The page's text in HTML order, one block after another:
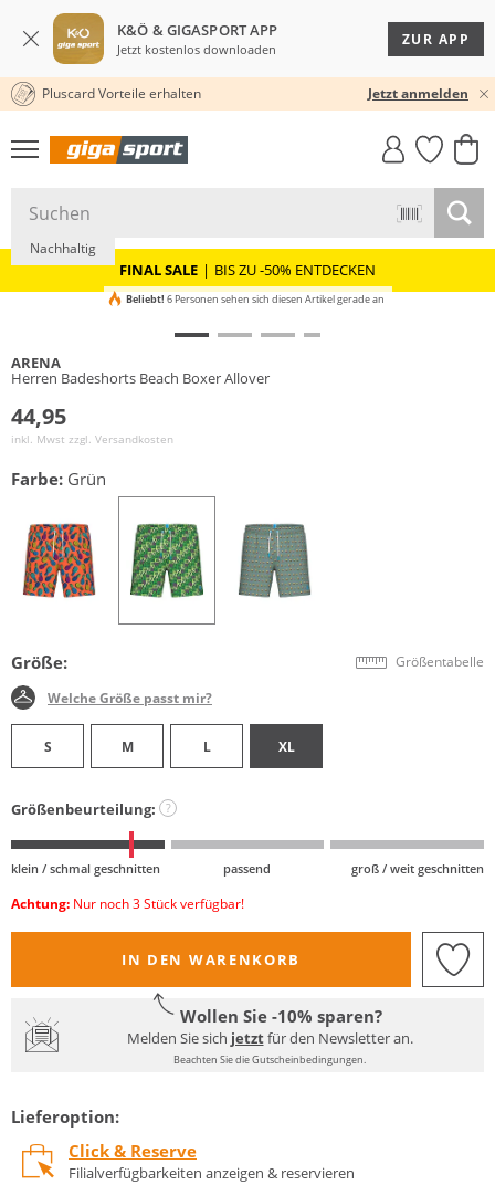
K&Ö & GIGASPORT APP
Jetzt kostenlos downloaden
ZUR APP
30 TAGE RÜCKGABERECHT
Pluscard Vorteile erhalten Jetzt anmelden
GIGASTYLE
FAHRRAD­
MUST-HAVE
FINAL SALE | BIS ZU -50% ENTDECKEN
Nachhaltig
Beliebt! 6 Personen sehen sich diesen Artikel gerade an
ARENA
Herren Badeshorts Beach Boxer Allover
44,95
inkl. Mwst zzgl. Versandkosten
Farbe: Grün
Größe: Größentabelle
Welche Größe passt mir?
S M L XL
Größenbeurteilung: ?
klein / schmal geschnitten passend groß / weit geschnitten
Achtung: Nur noch 3 Stück verfügbar!
IN DEN WARENKORB
Wollen Sie -10% sparen?
Melden Sie sich jetztfür den Newsletter an.
Beachten Sie die Gutscheinbedingungen.
Lieferoption:
Click & Reserve
Filialverfügbarkeiten anzeigen & reservieren